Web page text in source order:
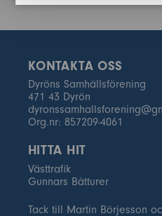
KONTAKTA OSS
Dyröns Samhällsförening
471 43 Dyrön
Org.nr: 857209-4061
HITTA HIT
Västtrafik
Gunnars Båtturer
Tack till Martin Börjesson